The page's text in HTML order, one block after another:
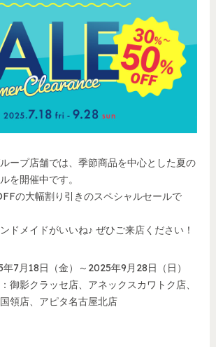
ープ店舗では、季節商品を中心とした夏の
を開催中です。
の大幅割り引きのスペシャルセールで
ドメイドがいいね♪ ぜひご来店ください！
7月18日（金）～2025年9月28日（日）
御影クラッセ店、アネックスカワトク店、
領店、アピタ名古屋北店